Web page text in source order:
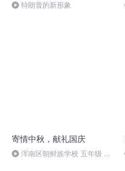
特朗普的新形象
寄情中秋，献礼国庆
浑南区朝鲜族学校 五年级 孙